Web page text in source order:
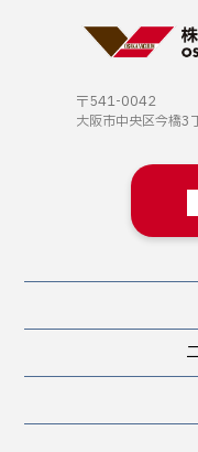
〒541-0042
大阪市中央区今橋3